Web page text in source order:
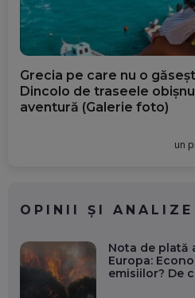
Grecia pe care nu o
Dincolo de traseele
aventură (Galerie foto)
un
OPINII ȘI ANALIZE
Nota de plată
Europa:
emisiilor? De